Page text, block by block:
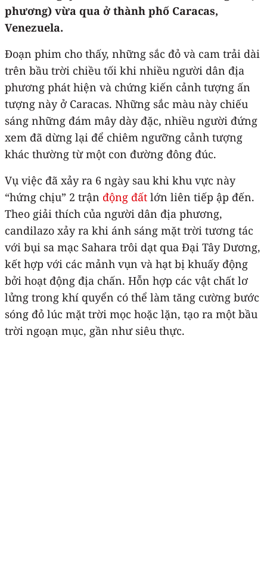
phương) vừa qua ở thành phố Caracas,
Venezuela.
Đoạn phim cho thấy, những sắc đỏ và cam trải dài
trên bầu trời chiều tối khi nhiều người dân địa
phương phát hiện và chứng kiến ​​cảnh tượng ấn
tượng này ở Caracas. Những sắc màu này chiếu
sáng những đám mây dày đặc, nhiều người đứng
xem đã dừng lại để chiêm ngưỡng cảnh tượng
khác thường từ một con đường đông đúc.
Vụ việc đã xảy ra 6 ngày sau khi khu vực này
“hứng chịu” 2 trận động đất lớn liên tiếp ập đến.
Theo giải thích của người dân địa phương,
candilazo xảy ra khi ánh sáng mặt trời tương tác
với bụi sa mạc Sahara trôi dạt qua Đại Tây Dương,
kết hợp với các mảnh vụn và hạt bị khuấy động
bởi hoạt động địa chấn. Hỗn hợp các vật chất lơ
lửng trong khí quyển có thể làm tăng cường bước
sóng đỏ lúc mặt trời mọc hoặc lặn, tạo ra một bầu
trời ngoạn mục, gần như siêu thực.